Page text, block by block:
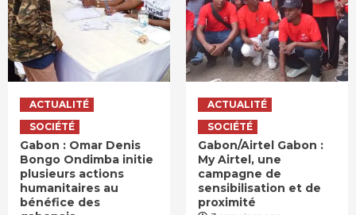
ACTUALITÉ
SOCIÉTÉ
Gabon : Omar Denis
Bongo Ondimba initie
plusieurs actions
humanitaires au
bénéfice des
ACTUALITÉ
SOCIÉTÉ
Gabon/Airtel Gabon :
My Airtel, une
campagne de
sensibilisation et de
proximité